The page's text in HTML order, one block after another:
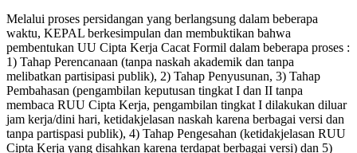
Melalui proses persidangan yang berlangsung dalam beberapa
waktu, KEPAL berkesimpulan dan membuktikan bahwa
pembentukan UU Cipta Kerja Cacat Formil dalam beberapa proses :
1) Tahap Perencanaan (tanpa naskah akademik dan tanpa
melibatkan partisipasi publik), 2) Tahap Penyusunan, 3) Tahap
Pembahasan (pengambilan keputusan tingkat I dan II tanpa
membaca RUU Cipta Kerja, pengambilan tingkat I dilakukan diluar
jam kerja/dini hari, ketidakjelasan naskah karena berbagai versi dan
tanpa partispasi publik), 4) Tahap Pengesahan (ketidakjelasan RUU
Cipta Kerja yang disahkan karena terdapat berbagai versi) dan 5)